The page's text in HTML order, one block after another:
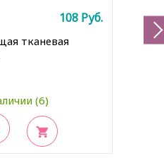
тканевая
(6)
108 Руб.